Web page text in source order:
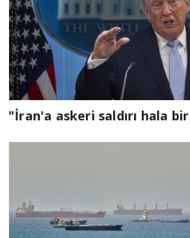
"İran'a askeri saldırı hala